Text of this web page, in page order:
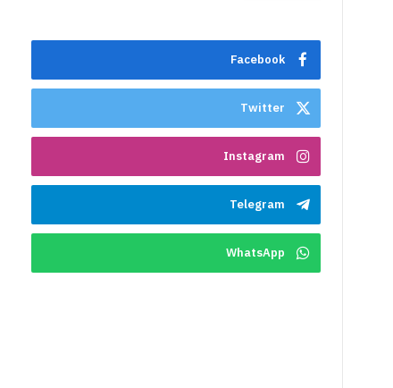
Facebook
Twitter
Instagram
Telegram
WhatsApp